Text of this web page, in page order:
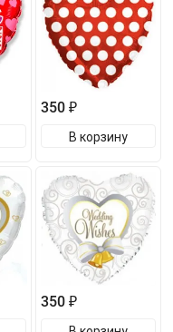
350 ₽
В корзину
350 ₽